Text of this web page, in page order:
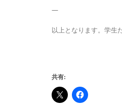
—
以上となります。学生
共有: